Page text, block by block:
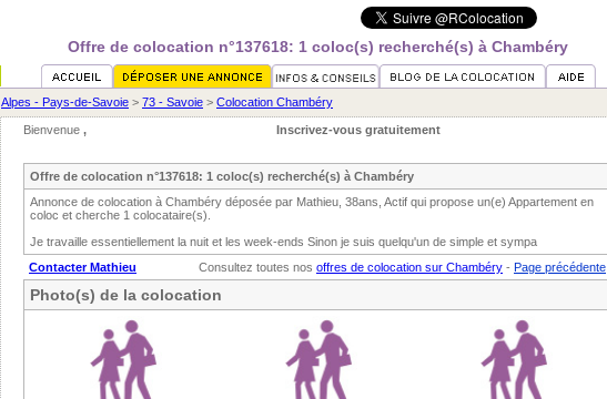
Offre de colocation n°137618: 1 coloc(s) recherché(s) à Chambéry
Alpes - Pays-de-Savoie > 73 - Savoie > Colocation Chambéry
Bienvenue , Inscrivez-vous gratuitement
Offre de colocation n°137618: 1 coloc(s) recherché(s) à Chambéry
Annonce de colocation à Chambéry déposée par Mathieu, 38ans, Actif qui propose un(e) Appartement en
coloc et cherche 1 colocataire(s).
Je travaille essentiellement la nuit et les week-ends Sinon je suis quelqu'un de simple et sympa
Contacter Mathieu
Consultez toutes nos offres de colocation sur Chambéry - Page précédente
Photo(s) de la colocation